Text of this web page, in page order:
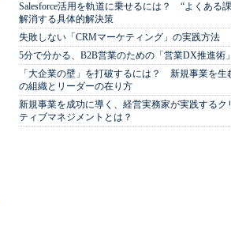
Salesforce活用を軌道に乗せるには？ “よくある
解消する具体的解決策
失敗しない「CRMマーケティング」の実践方法
5分で分かる、B2B営業のための「営業DX推進術」
「大企業の壁」を打破するには？ 新規事業を生
の組織とリーダーの在り方
新規事業を成功に導く、経営実務家が実践するク
ティブマネジメントとは？